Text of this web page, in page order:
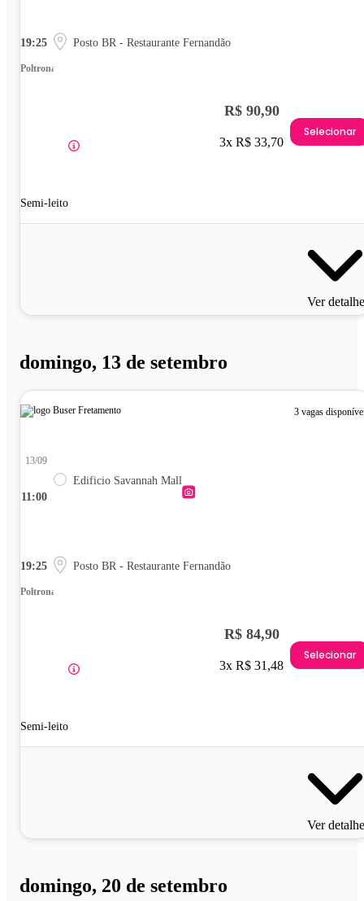
19:25 Posto BR - Restaurante Fernandão
Poltrona
Semi-leito
R$ 90,90
3x R$ 33,70
Selecionar
Ver
domingo, 13 de setembro
3 vagas
11:00
13/09
Edificio Savannah Mall
19:25 Posto BR - Restaurante Fernandão
Poltrona
Semi-leito
R$ 84,90
3x R$ 31,48
Selecionar
Ver
domingo, 20 de setembro